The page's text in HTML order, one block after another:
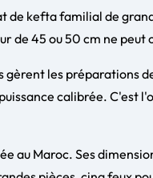
de kefta familial de
de 45 ou 50 cm ne peut
les préparations
calibrée. C'est
au Maroc. Ses